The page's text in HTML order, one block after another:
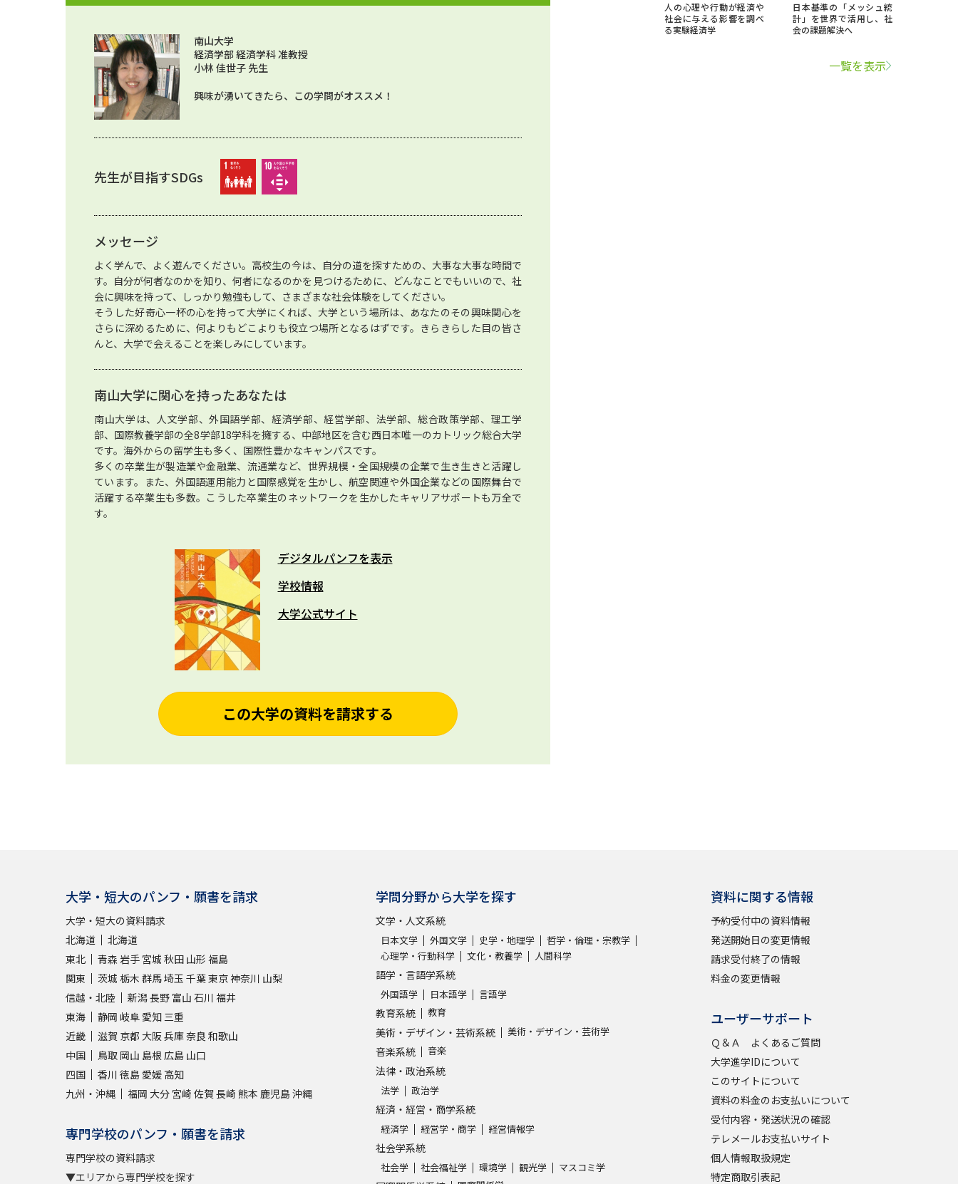
南山大学
経済学部 経済学科 准教授
小林 佳世子 先生
興味が湧いてきたら、この学問がオススメ！
先生が目指すSDGs
メッセージ
よく学んで、よく遊んでください。高校生の今は、自分の道を探すための、大事な大事な時間で
す。自分が何者なのかを知り、何者になるのかを見つけるために、どんなことでもいいので、社
会に興味を持って、しっかり勉強もして、さまざまな社会体験をしてください。
そうした好奇心一杯の心を持って大学にくれば、大学という場所は、あなたのその興味関心を
さらに深めるために、何よりもどこよりも役立つ場所となるはずです。きらきらした目の皆さ
んと、大学で会えることを楽しみにしています。
南山大学に関心を持ったあなたは
南山大学は、人文学部、外国語学部、経済学部、経営学部、法学部、総合政策学部、理工学
部、国際教養学部の全8学部18学科を擁する、中部地区を含む西日本唯一のカトリック総合大学
です。海外からの留学生も多く、国際性豊かなキャンパスです。
多くの卒業生が製造業や金融業、流通業など、世界規模・全国規模の企業で生き生きと活躍し
ています。また、外国語運用能力と国際感覚を生かし、航空関連や外国企業などの国際舞台で
活躍する卒業生も多数。こうした卒業生のネットワークを生かしたキャリアサポートも万全で
す。
デジタルパンフを表示
学校情報
大学公式サイト
この大学の資料を請求する
人の心理や行動が経済や
社会に与える影響を調べ
る実験経済学
日本基準の「メッシュ統
計」を世界で活用し、社
会の課題解決へ
一覧を表示
大学・短大のパンフ・願書を請求
大学・短大の資料請求
北海道
北海道
東北
青森 岩手 宮城 秋田 山形 福島
関東
茨城 栃木 群馬埼玉 千葉東京神奈川 山梨
信越・北陸
新潟長野 富山 石川 福井
東海
静岡 岐阜 愛知 三重
近畿
滋賀 京都 大阪兵庫奈良 和歌山
中国
鳥取 岡山 島根 広島 山口
四国
香川 徳島 愛媛 高知
九州・沖縄
福岡 大分 宮崎 佐賀 長崎 熊本 鹿児島沖縄
専門学校のパンフ・願書を請求
専門学校の資料請求
▼エリアから専門学校を探す
学問分野から大学を探す
文学・人文系統
日本文学 外国文学 史学・地理学
哲学・倫理・宗教学
心理学・行動科学
文化・教養学 人間科学
語学・言語学系統
外国語学 日本語学 言語学
教育系統 教育
美術・デザイン・芸術系統 美術・デザイン・芸術学
音楽系統 音楽
法律・政治系統
法学 政治学
経済・経営・商学系統
経済学 経営学・商学 経営情報学
社会学系統
社会学 社会福祉学 環境学 観光学 マスコミ学
資料に関する情報
予約受付中の資料情報
発送開始日の変更情報
請求受付終了の情報
料金の変更情報
ユーザーサポート
Ｑ＆Ａ よくあるご質問
大学進学IDについて
このサイトについて
資料の料金のお支払いについて
受付内容・発送状況の確認
テレメールお支払いサイト
個人情報取扱規定
特定商取引表記